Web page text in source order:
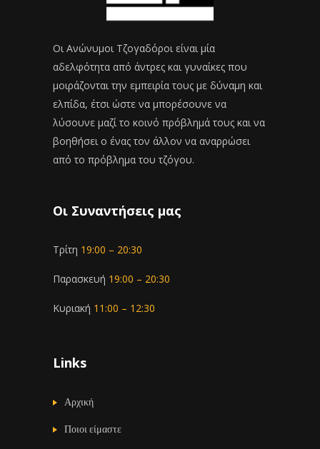
Οι Ανώνυμοι Τζογαδόροι είναι μία
αδελφότητα από άντρες και γυναίκες που
μοιράζονται την εμπειρία τους με δύναμη και
ελπίδα, έτσι ώστε να μπορέσουνε να
λύσουνε μαζί το κοινό πρόβλημά τους και να
βοηθήσει ο ένας τον άλλον να αναρρώσει
από το πρόβλημα του τζόγου.
Οι Συναντήσεις μας
Τρίτη 19:00 – 20:30
Παρασκευή 19:00 – 20:30
Κυριακή 11:00 – 12:30
Links
Αρχική
Ποιοι είμαστε